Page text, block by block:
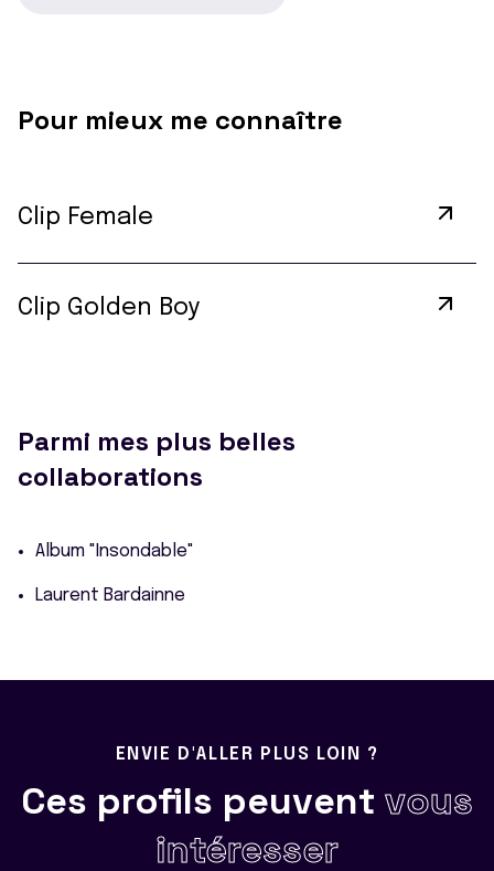
Pour mieux me connaître
Clip Female
Clip Golden Boy
Parmi mes plus belles
collaborations
Album "Insondable"
Laurent Bardainne
ENVIE D'ALLER PLUS LOIN ?
Ces profils peuvent vous
intéresser